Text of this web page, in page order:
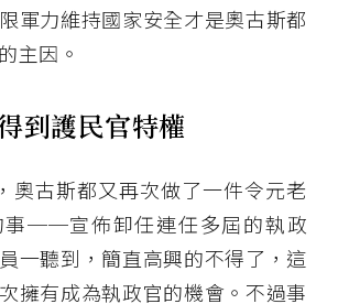
軍力維持國家安全才是奧古斯都
主因。
到護民官特權
奧古斯都又再次做了一件令元老
事──宣佈卸任連任多屆的執政
一聽到，簡直高興的不得了，這
擁有成為執政官的機會。不過事